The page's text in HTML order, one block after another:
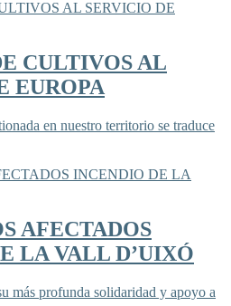
CULTIVOS AL
EUROPA
en nuestro territorio se traduce
AFECTADOS
LA VALL D’UIXÓ
más profunda solidaridad y apoyo a